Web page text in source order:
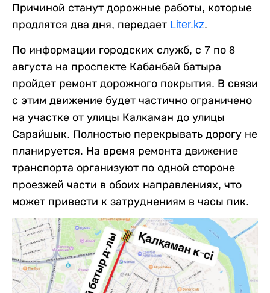
Причиной станут дорожные работы, которые
продлятся два дня, передает Liter.kz.
По информации городских служб, с 7 по 8
августа на проспекте Кабанбай батыра
пройдет ремонт дорожного покрытия. В связи
с этим движение будет частично ограничено
на участке от улицы Калкаман до улицы
Сарайшык. Полностью перекрывать дорогу не
планируется. На время ремонта движение
транспорта организуют по одной стороне
проезжей части в обоих направлениях, что
может привести к затруднениям в часы пик.